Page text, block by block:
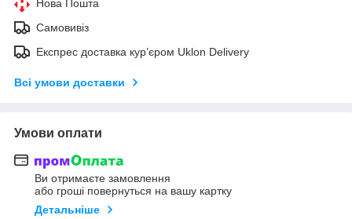
Нова Пошта
Самовивіз
Експрес доставка кур’єром Uklon Delivery
Всі умови доставки
Умови оплати
Ви отримаєте замовлення
або гроші повернуться на вашу картку
Детальніше